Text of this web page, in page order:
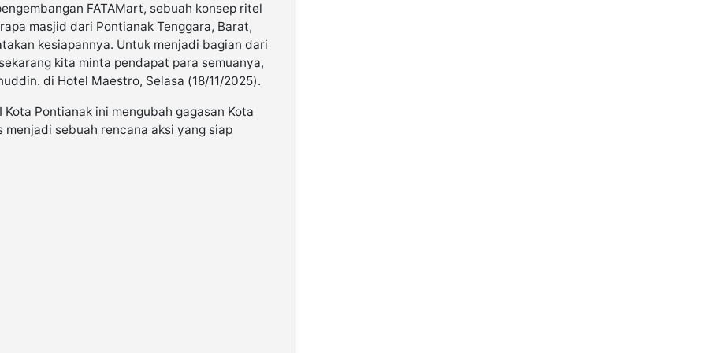
FATAMart, sebuah konsep ritel
masjid dari Pontianak Tenggara, Barat,
kesiapannya. Untuk menjadi bagian dari
kita minta pendapat para semuanya,
di Hotel Maestro, Selasa (18/11/2025).
Pontianak ini mengubah gagasan Kota
menjadi sebuah rencana aksi yang siap